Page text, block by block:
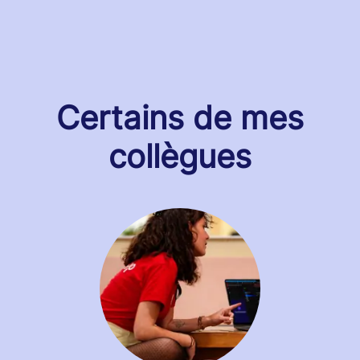
Certains de mes
collègues